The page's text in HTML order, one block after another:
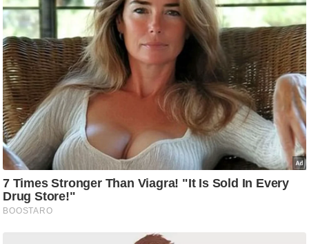
मी
क्षा
B
r
e
a
k
i
n
g
N
e